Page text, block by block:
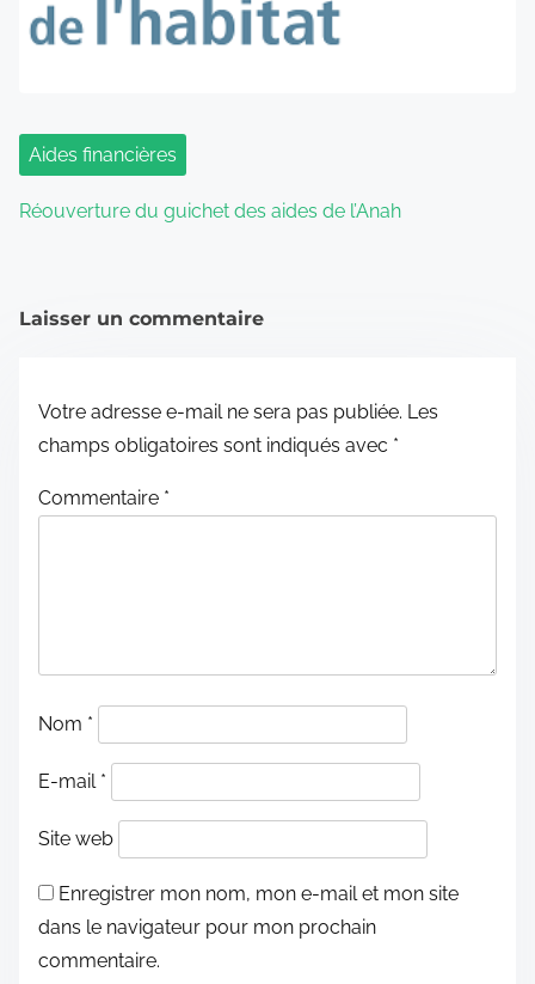
Aides financières
Réouverture du guichet des aides de l’Anah
Laisser un commentaire
Votre adresse e-mail ne sera pas publiée. Les
champs obligatoires sont indiqués avec *
Commentaire *
Nom *
E-mail *
Site web
Enregistrer mon nom, mon e-mail et mon site
dans le navigateur pour mon prochain
commentaire.